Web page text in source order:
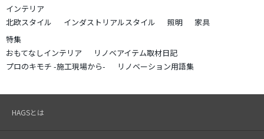
インテリア
北欧スタイル
インダストリアルスタイル 照明
家具
特集
おもてなしインテリア
リノベアイテム取材日記
プロのキモチ -施工現場から-
リノベーション用語集
HAGSとは